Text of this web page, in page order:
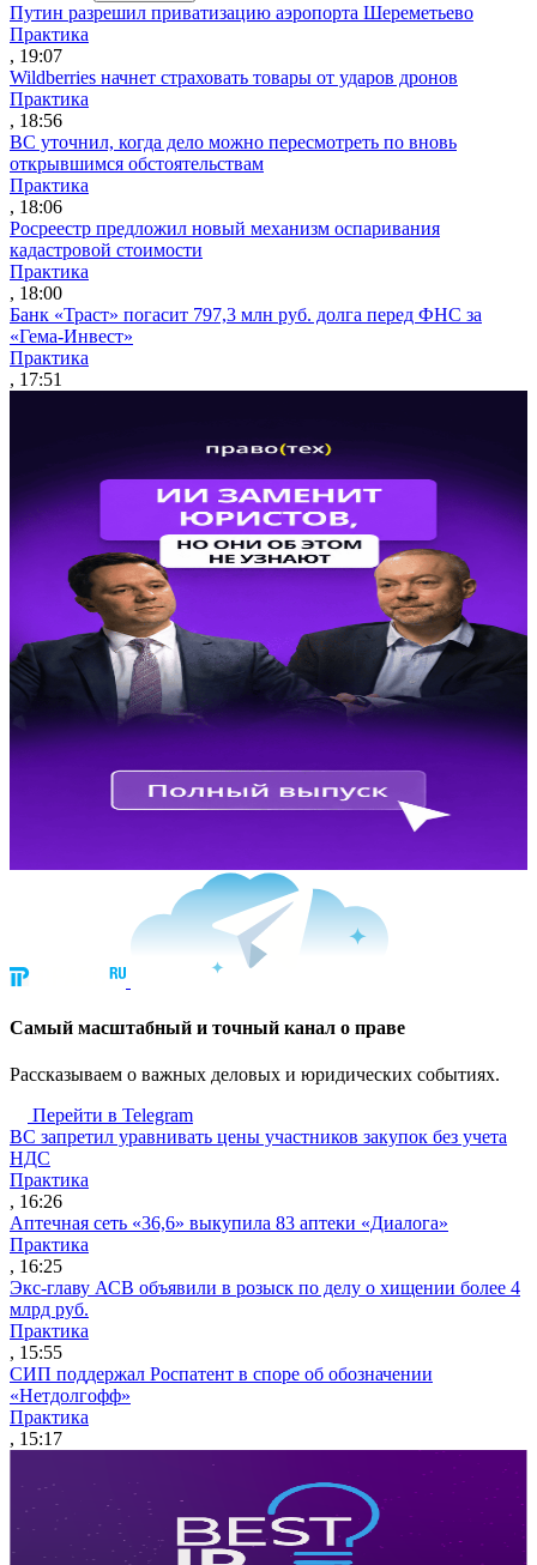
Путин разрешил приватизацию аэропорта Шереметьево
Практика
, 19:07
Wildberries начнет страховать товары от ударов дронов
Практика
, 18:56
ВС уточнил, когда дело можно пересмотреть по вновь
открывшимся обстоятельствам
Практика
, 18:06
Росреестр предложил новый механизм оспаривания
кадастровой стоимости
Практика
, 18:00
Банк «Траст» погасит 797,3 млн руб. долга перед ФНС за
«Гема-Инвест»
Практика
, 17:51
Cамый масштабный и точный канал о праве
Рассказываем о важных деловых и юридических событиях.
Перейти в Telegram
ВС запретил уравнивать цены участников закупок без учета
НДС
Практика
, 16:26
Аптечная сеть «36,6» выкупила 83 аптеки «Диалога»
Практика
, 16:25
Экс-главу АСВ объявили в розыск по делу о хищении более 4
млрд руб.
Практика
, 15:55
СИП поддержал Роспатент в споре об обозначении
«Нетдолгофф»
Практика
, 15:17